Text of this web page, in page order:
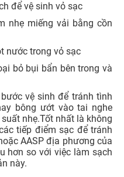
để vệ sinh vỏ sạc
nhẹ miếng vải bằng cồn
nước trong vỏ sạc
bỏ bụi bẩn bên trong và
vệ sinh để tránh tình
bông ướt vào tai nghe
nhẹ.Tốt nhất là không
tiếp điểm sạc để tránh
AASP địa phương của
hơn so với việc làm sạch
này.